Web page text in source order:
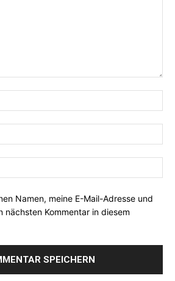
Namen, meine E-Mail-Adresse und
nächsten Kommentar in diesem